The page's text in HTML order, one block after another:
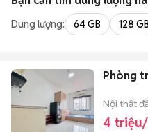
Dung lượng: 64 GB 128 GB
Phòng
Nội thất
4